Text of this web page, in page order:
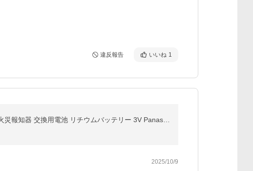
違反報告 いいね 1
2025/10/9